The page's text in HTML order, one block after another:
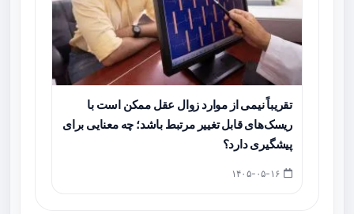
تقریباً نیمی از موارد زوال عقل ممکن است با
ریسک‌های قابل تغییر مرتبط باشد؛ چه معنایی برای
پیشگیری دارد؟